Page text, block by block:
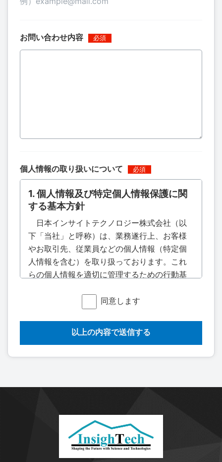
お問い合わせ内容
個人情報の取り扱いについて
1. 個人情報及び特定個人情報保護に関
する基本方針
日本インサイトテクノロジー株式会社（以
下「当社」と呼称）は、業務遂行上、お客様
やお取引先、従業員などの個人情報（特定個
人情報を含む）を取り扱っております。これ
らの個人情報を適切に管理するための行動基
ビス業としての社会的な責務を認識し、本個
基づいて個人情報を保護するために適切な個
人情報保護理念を確立し、保護方針に従い実
（1）個人情報の取得・利用・提供と目的外利
当社では、情報サービス業を営む活動目的
を遂行するために必要な範囲内で、個人情報
を取得・利用します。それぞれの業務実態に
同意します